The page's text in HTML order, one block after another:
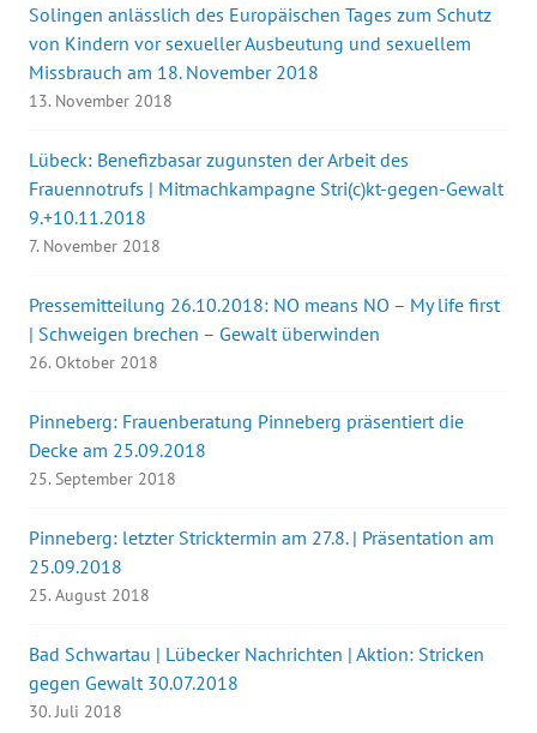
Solingen anlässlich des Europäischen Tages zum Schutz
von Kindern vor sexueller Ausbeutung und sexuellem
Missbrauch am 18. November 2018
13. November 2018
Lübeck: Benefizbasar zugunsten der Arbeit des
Frauennotrufs | Mitmachkampagne Stri(c)kt-gegen-Gewalt
9.+10.11.2018
7. November 2018
Pressemitteilung 26.10.2018: NO means NO – My life first
| Schweigen brechen – Gewalt überwinden
26. Oktober 2018
Pinneberg: Frauenberatung Pinneberg präsentiert die
Decke am 25.09.2018
25. September 2018
Pinneberg: letzter Stricktermin am 27.8. | Präsentation am
25.09.2018
25. August 2018
Bad Schwartau | Lübecker Nachrichten | Aktion: Stricken
gegen Gewalt 30.07.2018
30. Juli 2018